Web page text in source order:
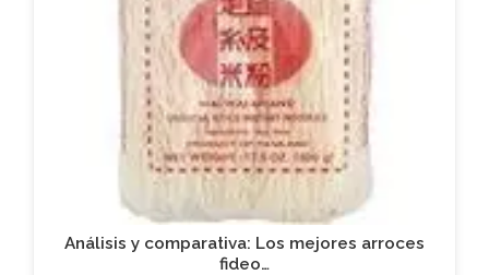
Análisis y comparativa: Los mejores arroces
fideo…